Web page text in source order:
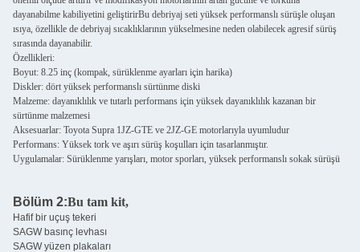
dayanabilme kabiliyetini geliştirirBu debriyaj seti yüksek performanslı sürüşle oluşan
ısıya, özellikle de debriyaj sıcaklıklarının yükselmesine neden olabilecek agresif sürüş
sırasında dayanabilir.
Özellikleri:
Boyut: 8.25 inç (kompak, sürüklenme ayarları için harika)
Diskler: dört yüksek performanslı sürtünme diski
Malzeme: dayanıklılık ve tutarlı performans için yüksek dayanıklılık kazanan bir
sürtünme malzemesi
Aksesuarlar: Toyota Supra 1JZ-GTE ve 2JZ-GE motorlarıyla uyumludur
Performans: Yüksek tork ve aşırı sürüş koşulları için tasarlanmıştır.
Uygulamalar: Sürüklenme yarışları, motor sporları, yüksek performanslı sokak sürüşü
Bölüm 2:Bu tam kit,
Hafif bir uçuş tekeri
SAGW basınç levhası
SAGW yüzen plakaları